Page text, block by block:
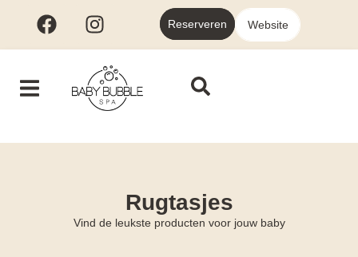
Reserveren Website
Rugtasjes
Vind de leukste producten voor jouw baby